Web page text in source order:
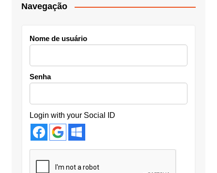
Navegação
Nome de usuário
Senha
Login with your Social ID